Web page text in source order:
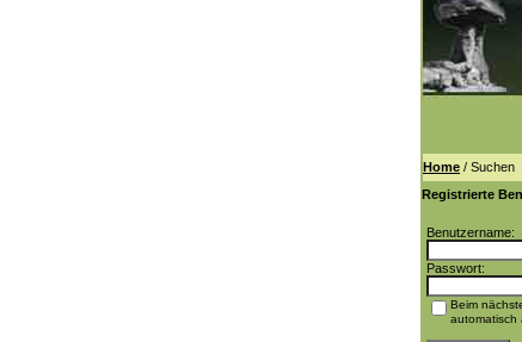
Home / Suchen
Registrierte
Benutzername:
Passwort:
Beim
automatisch